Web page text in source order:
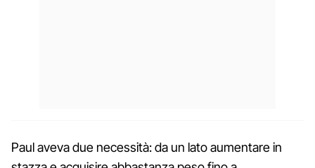
Paul aveva due necessità: da un lato aumentare in